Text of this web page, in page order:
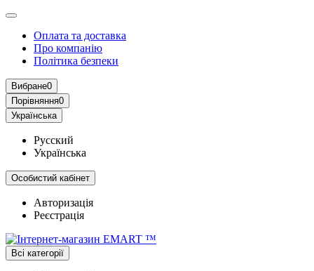
Оплата та доставка
Про компанію
Політика безпеки
Вибране0
Порівняння0
Українська
Русский
Українська
Особистий кабінет
Авторизація
Реєстрація
Всі категорії